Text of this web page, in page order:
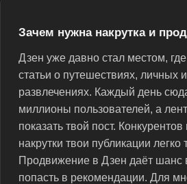
Зачем нужна накрутка и
Дзен уже давно стал местом,
статьи о путешествиях, личных
развлечениях. Каждый день
миллионы пользователей, а
показать твой пост.
накрутки твои публикации легко
Продвижение в Дзен даёт шанс
попасть в рекомендации. Для